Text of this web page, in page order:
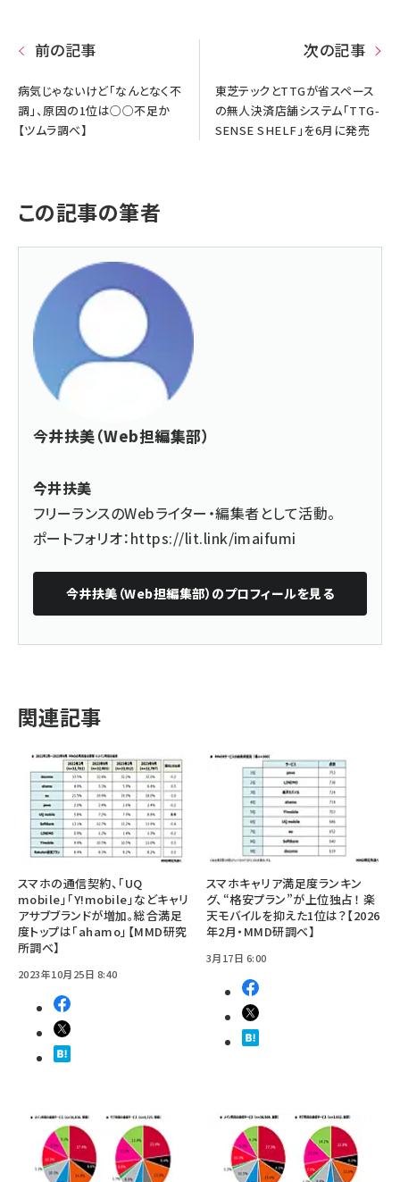
前の記事
病気じゃないけど「なんとなく不
調」、原因の1位は○○不足か
【ツムラ調べ】
次の記事
東芝テックとTTGが省スペース
の無人決済店舗システム「TTG-
SENSE SHELF」を6月に発売
この記事の筆者
今井扶美（Web担編集部）
今井扶美
フリーランスのWebライター・編集者として活動。
ポートフォリオ：https://lit.link/imaifumi
今井扶美（Web担編集部） のプロフィールを見る
関連記事
スマホの通信契約、「UQ
mobile」「Y!mobile」などキャリ
アサブブランドが増加。総合満足
度トップは「ahamo」【MMD研究
所調べ】
2023年10月25日 8:40
スマホキャリア満足度ランキン
グ、“格安プラン”が上位独占！ 楽
天モバイルを抑えた1位は？【2026
年2月・MMD研調べ】
3月17日 6:00